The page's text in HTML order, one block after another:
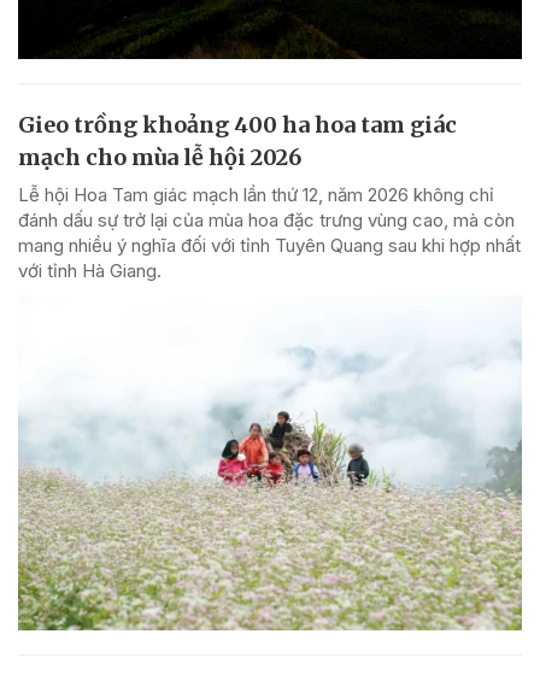
Gieo trồng khoảng 400 ha hoa tam giác
mạch cho mùa lễ hội 2026
Lễ hội Hoa Tam giác mạch lần thứ 12, năm 2026 không chỉ
đánh dấu sự trở lại của mùa hoa đặc trưng vùng cao, mà còn
mang nhiều ý nghĩa đối với tỉnh Tuyên Quang sau khi hợp nhất
với tỉnh Hà Giang.